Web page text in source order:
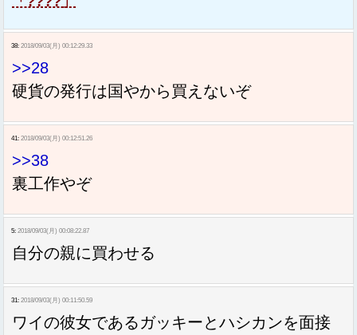
38: 2018/09/03(月) 00:12:29.33
>>28
硬貨の発行は国やから買えないぞ
41: 2018/09/03(月) 00:12:51.26
>>38
裏工作やぞ
5: 2018/09/03(月) 00:08:22.87
自分の親に買わせる
31: 2018/09/03(月) 00:11:50.59
ワイの彼女であるガッキーとハシカンを面接